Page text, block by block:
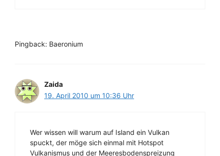
Pingback: Baeronium
Zaida
19. April 2010 um 10:36 Uhr
Wer wissen will warum auf Island ein Vulkan
spuckt, der möge sich einmal mit Hotspot
Vulkanismus und der Meeresbodenspreizung